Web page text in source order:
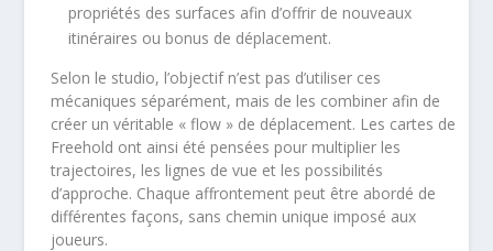
propriétés des surfaces afin d’offrir de nouveaux
itinéraires ou bonus de déplacement.
Selon le studio, l’objectif n’est pas d’utiliser ces
mécaniques séparément, mais de les combiner afin de
créer un véritable « flow » de déplacement. Les cartes de
Freehold ont ainsi été pensées pour multiplier les
trajectoires, les lignes de vue et les possibilités
d’approche. Chaque affrontement peut être abordé de
différentes façons, sans chemin unique imposé aux
joueurs.